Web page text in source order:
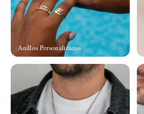
Anillos Personalizados